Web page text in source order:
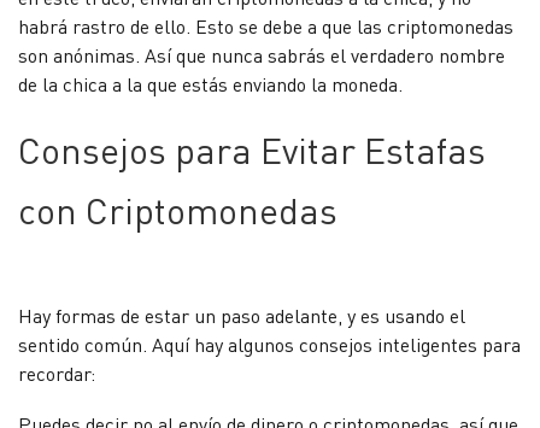
habrá rastro de ello. Esto se debe a que las criptomonedas
son anónimas. Así que nunca sabrás el verdadero nombre
de la chica a la que estás enviando la moneda.
Consejos para Evitar Estafas
con Criptomonedas
Hay formas de estar un paso adelante, y es usando el
sentido común. Aquí hay algunos consejos inteligentes para
recordar: